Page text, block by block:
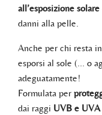
all’esposizione solare
danni alla pelle.
Anche per chi resta
esporsi al sole (... o
adeguatamente!
Formulata per
dai raggi UVB e UVA